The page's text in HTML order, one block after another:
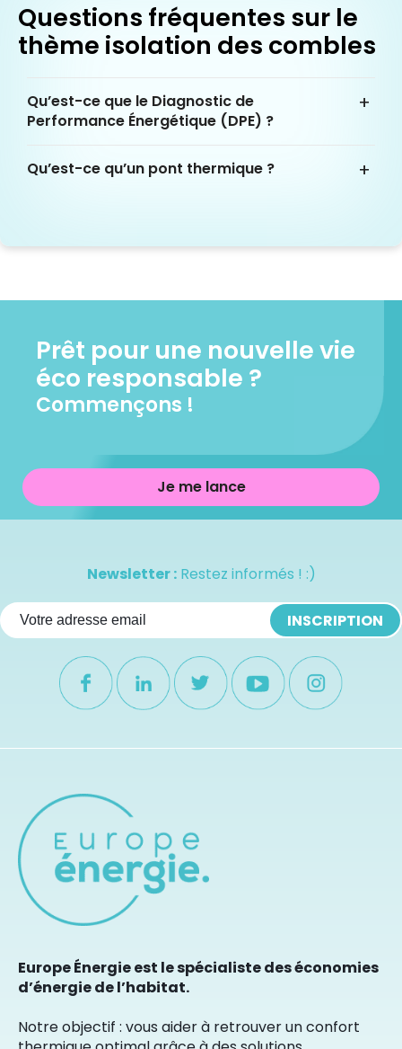
Questions fréquentes sur le
thème isolation des combles
Qu’est-ce que le Diagnostic de
Performance Énergétique (DPE) ?
Qu’est-ce qu’un pont thermique ?
Prêt pour une nouvelle vie
éco responsable ?
Commençons !
Je me lance
Newsletter :Restez informés ! :)
Europe Énergie est le spécialiste des économies
d’énergie de l’habitat.
Notre objectif : vous aider à retrouver un confort